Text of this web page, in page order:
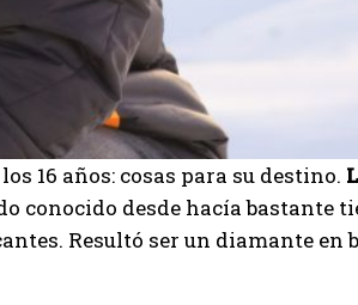
16 años: cosas para su destino.
conocido desde hacía bastante
Resultó ser un diamante en